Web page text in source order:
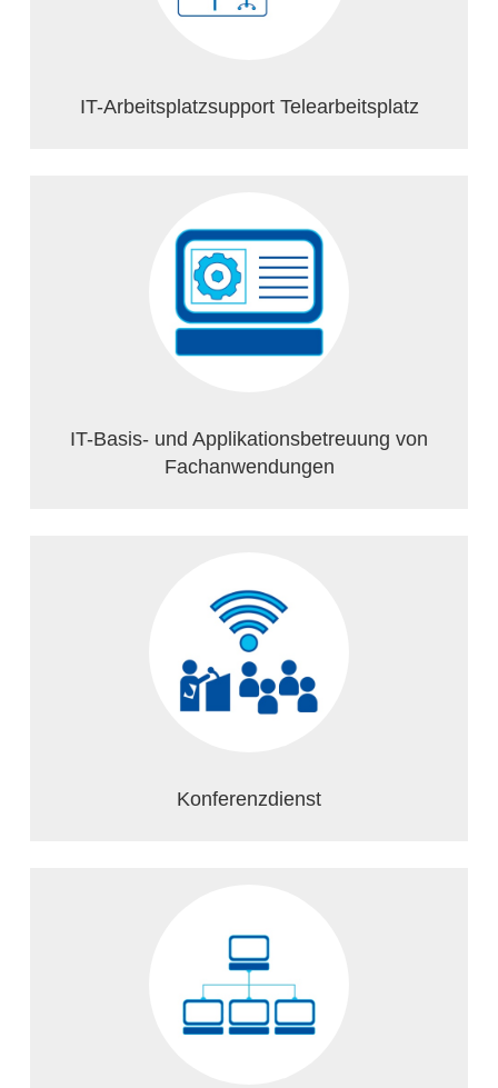
IT-Arbeitsplatzsupport Telearbeitsplatz
IT-Basis- und Applikationsbetreuung von
Fachanwendungen
Konferenzdienst